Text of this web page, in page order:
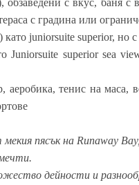
с градина или
като juniorsuite superior, но
Juniorsuite superior sea
аеробика, тенис на маса,
пясък на Runaway
дейности и